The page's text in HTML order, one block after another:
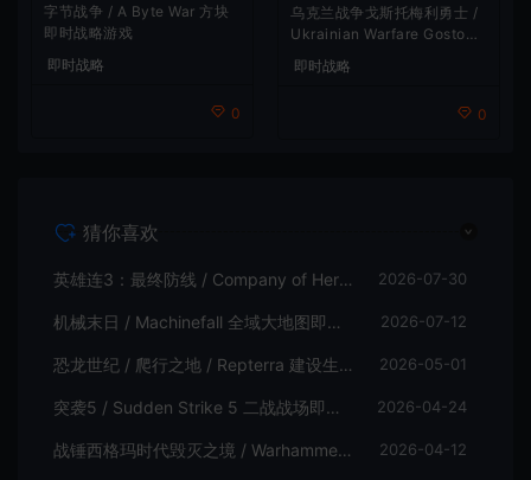
字节战争 / A Byte War 方块
即时战略游戏
即时战略
0
乌克兰战争戈斯托梅利勇士 /
Ukrainian Warfare Gostome
即时战略
0
猜你喜欢
英雄连3：最终防线 / Company of Heroes 3 Final Stand 肉鸽塔防即时战术游戏 2026-07-30
机械末日 / Machinefall 全域大地图即时战略游戏 2026-07-12
恐龙世纪 / 爬行之地 / Repterra 建设生存即时战略游戏|下载 2026-05-01
突袭5 / Sudden Strike 5 二战战场即时战术游戏 2026-04-24
战锤西格玛时代毁灭之境 / Warhammer Age of Sigmar Realms of Ruin 即时战略游戏 2026-04-12